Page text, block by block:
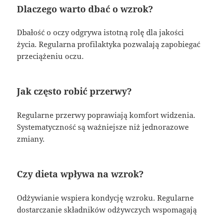
Dlaczego warto dbać o wzrok?
Dbałość o oczy odgrywa istotną rolę dla jakości
życia. Regularna profilaktyka pozwalają zapobiegać
przeciążeniu oczu.
Jak często robić przerwy?
Regularne przerwy poprawiają komfort widzenia.
Systematyczność są ważniejsze niż jednorazowe
zmiany.
Czy dieta wpływa na wzrok?
Odżywianie wspiera kondycję wzroku. Regularne
dostarczanie składników odżywczych wspomagają